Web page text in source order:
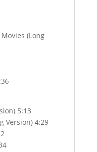
(Long
5:13
Version) 4:29